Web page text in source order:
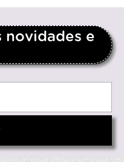
novidades e